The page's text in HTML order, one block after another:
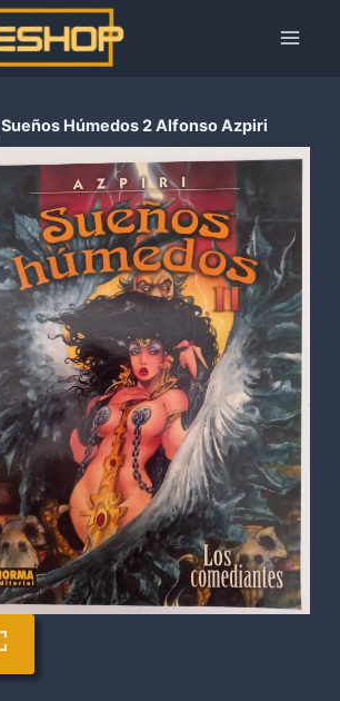
Sueños Húmedos 2 Alfonso Azpiri